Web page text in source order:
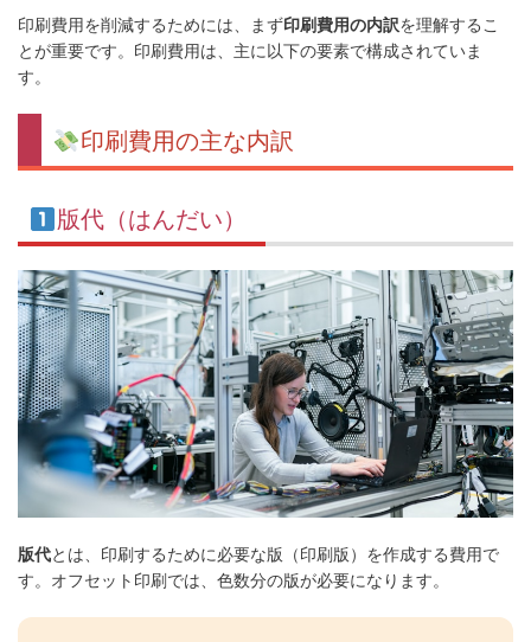
印刷費用を削減するためには、まず印刷費用の内訳を理解するこ
とが重要です。印刷費用は、主に以下の要素で構成されていま
す。
印刷費用の主な内訳
版代（はんだい）
版代とは、印刷するために必要な版（印刷版）を作成する費用で
す。オフセット印刷では、色数分の版が必要になります。